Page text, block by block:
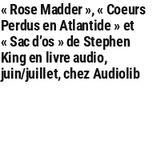
« Rose Madder », « Coeurs
Perdus en Atlantide » et
« Sac d’os » de Stephen
King en livre audio,
juin/juillet, chez Audiolib